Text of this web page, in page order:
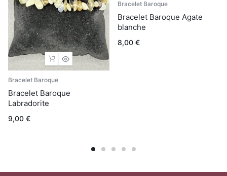
Bracelet Baroque
Bracelet Baroque
Labradorite
9,00 €
Bracelet Baroque
Bracelet Baroque Agate
blanche
8,00 €